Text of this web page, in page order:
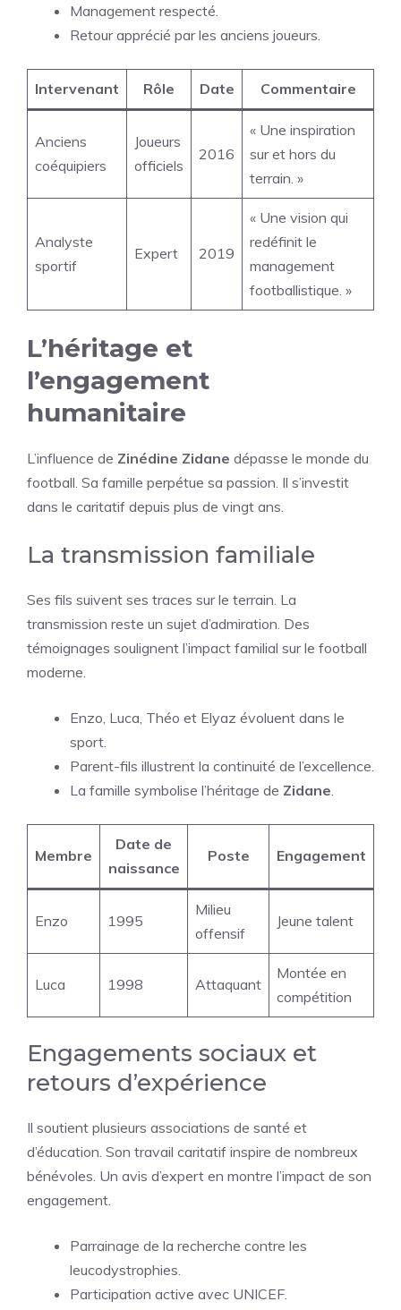
Management respecté.
Retour apprécié par les anciens joueurs.
Intervenant Rôle Date Commentaire
Anciens
coéquipiers
Joueurs
officiels
2016
« Une inspiration
sur et hors du
terrain. »
Analyste
sportif
Expert 2019
« Une vision qui
redéfinit le
management
footballistique. »
L’héritage et
l’engagement
humanitaire
L’influence de Zinédine Zidane dépasse le monde du
football. Sa famille perpétue sa passion. Il s’investit
dans le caritatif depuis plus de vingt ans.
La transmission familiale
Ses fils suivent ses traces sur le terrain. La
transmission reste un sujet d’admiration. Des
témoignages soulignent l’impact familial sur le football
moderne.
Enzo, Luca, Théo et Elyaz évoluent dans le
sport.
Parent-fils illustrent la continuité de l’excellence.
La famille symbolise l’héritage de Zidane
Membre
Date de
naissance
Poste Engagement
Enzo 1995
Milieu
offensif
Jeune talent
Luca 1998 Attaquant
Montée en
compétition
Engagements sociaux et
retours d’expérience
Il soutient plusieurs associations de santé et
d’éducation. Son travail caritatif inspire de nombreux
bénévoles. Un avis d’expert en montre l’impact de son
engagement.
Parrainage de la recherche contre les
leucodystrophies.
Participation active avec UNICEF.